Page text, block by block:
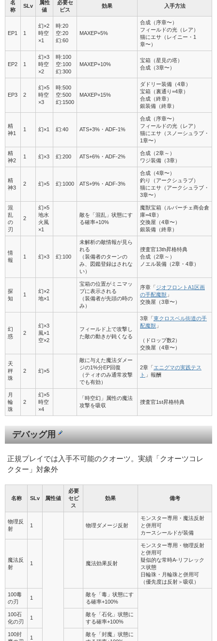
名
称
SLv
属性
値
必要セ
ピス
効果 入手方法
EP1 1
幻×2
時空
×1
時:20
空:20
幻:60
MAXEP+5%
合成（序章〜）
フィールドの光（レア）
猫にエサ（レイニー・1
章〜）
EP2 1
幻×3
時空
×2
時:100
空:100
幻:300
MAXEP+10%
宝箱（星見の塔）
合成（3章〜）
EP3 2
幻×5
時空
×3
時:500
空:500
幻:1500
MAXEP+15%
ダドリー装備（4章）
宝箱（裏通り=4章）
合成（終章）
銀装備（終章）
精
神1
1 幻×1 幻:40 ATS+3%・ADF-1%
合成（序章〜）
フィールドの光（レア）
猫にエサ（スノーシュラブ・
1章〜）
精
神2
1 幻×3 幻:200 ATS+6%・ADF-2%
合成（2章～）
ワジ装備（3章）
精
神3
2 幻×5 幻:1000 ATS+9%・ADF-3%
合成（4章〜）
釣り（アークシュラブ）
猫にエサ（アークシュラブ・
3章〜）
混
乱
の
刃
2
幻×5
地水
火風
×1
敵を「混乱」状態にす
る確率+10%
魔獣宝箱（ルバーチェ商会倉
庫=4章）
交換屋（4章〜）
銀装備（終章）
情
報
1 幻×3 幻:100
未解析の敵情報が見ら
れる
（装備者のターンの
み、図鑑登録はされな
い）
捜査官13th昇格特典
合成（2章～）
ノエル装備（2章・4章）
探
知
1
幻×2
地×1
宝箱の位置がミニマッ
プに表示される
（装備者が先頭の時の
み）
序章「ジオフロントA1区画
の手配魔獣 」
交換屋（3章〜）
幻
惑
2
幻×3
風×1
空×2
フィールド上で攻撃し
た敵の動きが鈍くなる
3章「東クロスベル街道の手
配魔獣 」
（ドロップ数2）
交換屋（4章〜）
天
秤
珠
2 幻×5
敵に与えた魔法ダメー
ジの1%分EP回復
（ティオのみ通常攻撃
でも有効）
2章「エニグマの実践テス
ト 」報酬
月
輪
珠
2
幻×5
時空
×4
「時空幻」属性の魔法
攻撃を吸収
捜査官1st昇格特典
デバッグ用
正規プレイでは入手不可能のクオーツ。実績「クオーツコレ
クター」対象外
名称 SLv 属性値
必要
セピ
ス
効果 備考
物理反
射
1 物理ダメージ反射
モンスター専用・魔法反射
と併用可
カースシールドが装備
魔法反
射
1 魔法効果反射
モンスター専用・物理反射
と併用可
疑似的な常時A-リフレック
ス状態
日輪珠・月輪珠と併用可
（優先度は反射＞吸収）
100毒
の刃
1
敵を「毒」状態にす
る確率+100%
100石
化の刃
1
敵を「石化」状態に
する確率+100%
100封
1
敵を「封魔」状態に